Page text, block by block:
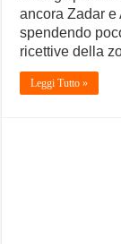
ancora Zadar
spendendo
ricettive della
Leggi Tutto »